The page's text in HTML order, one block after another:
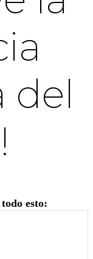
del
esto: